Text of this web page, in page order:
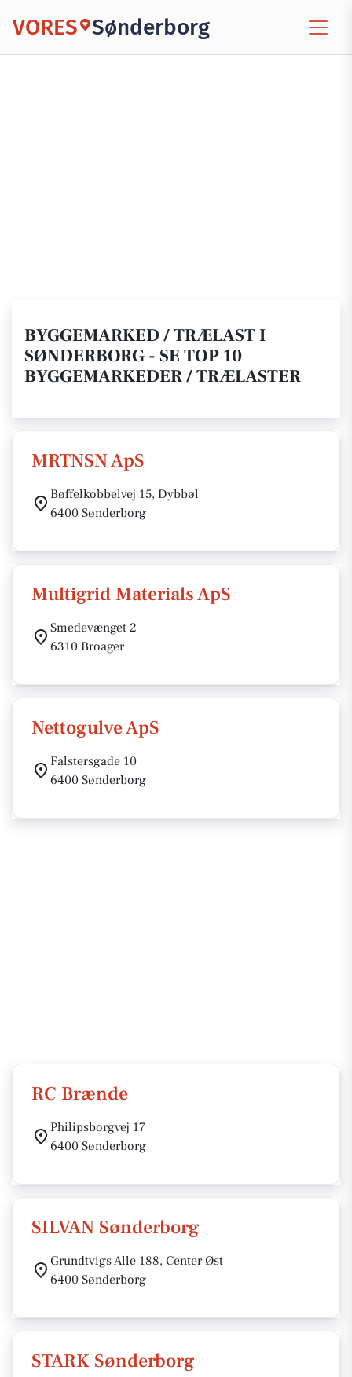
VORES Sønderborg
BYGGEMARKED / TRÆLAST I
SØNDERBORG - SE TOP 10
BYGGEMARKEDER / TRÆLASTER
MRTNSN ApS
Bøffelkobbelvej 15, Dybbøl
6400 Sønderborg
Multigrid Materials ApS
Smedevænget 2
6310 Broager
Nettogulve ApS
Falstersgade 10
6400 Sønderborg
RC Brænde
Philipsborgvej 17
6400 Sønderborg
SILVAN Sønderborg
Grundtvigs Alle 188, Center Øst
6400 Sønderborg
STARK Sønderborg